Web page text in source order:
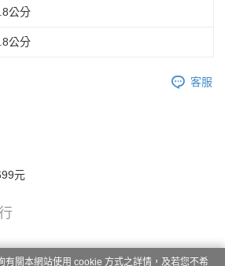
公分
公分
客服
元
有關本網站使用 cookie 方式之詳情，及若您不希